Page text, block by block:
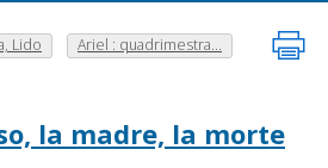
Lido Ariel : quadrimestra...
la madre, la morte